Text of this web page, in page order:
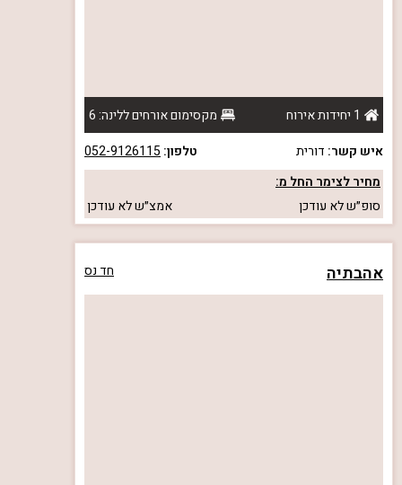
1 יחידות אירוח
מקסימום אורחים ללינה: 6
איש קשר: דורית טלפון: 052-9126115
מחיר לצימר החל מ:
סופ״שלא עודכן אמצ״שלא עודכן
אהבתיה חד נס